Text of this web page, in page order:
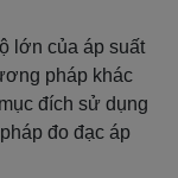
lớn của áp suất
pháp khác
đích sử dụng
đo đạc áp